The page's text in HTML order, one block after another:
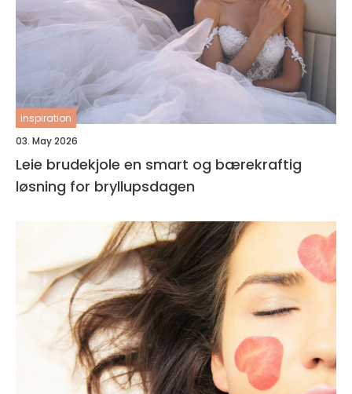
inspiration
03. May 2026
Leie brudekjole en smart og bærekraftig
løsning for bryllupsdagen